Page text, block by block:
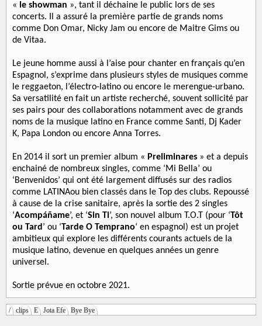
/ clips E Jota Efe Bye Bye
« le showman », tant il déchaine le public lors de ses
concerts. Il a assuré la première partie de grands noms
comme Don Omar, Nicky Jam ou encore de Maitre Gims ou
de Vitaa.
Le jeune homme aussi à l’aise pour chanter en français qu’en
Espagnol, s’exprime dans plusieurs styles de musiques comme
le reggaeton, l’électro-latino ou encore le merengue-urbano.
Sa versatilité en fait un artiste recherché, souvent sollicité par
ses pairs pour des collaborations notamment avec de grands
noms de la musique latino en France comme Santi, Dj Kader
K, Papa London ou encore Anna Torres.
En 2014 il sort un premier album « Preliminares » et a depuis
enchainé de nombreux singles, comme ‘Mi Bella’ ou
‘Benvenidos’ qui ont été largement diffusés sur des radios
comme LATINAou bien classés dans le Top des clubs. Repoussé
à cause de la crise sanitaire, après la sortie des 2 singles
‘Acompáñame’, et ‘Sin Ti’, son nouvel album T.O.T (pour ‘Tôt
ou Tard’ ou ‘Tarde O Temprano‘ en espagnol) est un projet
ambitieux qui explore les différents courants actuels de la
musique latino, devenue en quelques années un genre
universel.
Sortie prévue en octobre 2021.